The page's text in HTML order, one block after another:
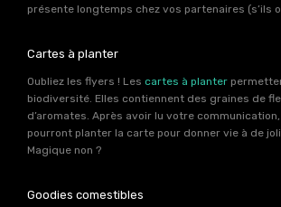
présente longtemps chez vos partenaires (s’ils
Cartes à planter
Oubliez les flyers ! Les cartes à planter
biodiversité. Elles contiennent des graines de
d’aromates. Après avoir lu votre
pourront planter la carte pour donner vie à de
Magique non ?
Goodies comestibles